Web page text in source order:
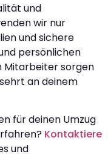
und
wir nur
und sichere
persönlichen
Mitarbeiter sorgen
an deinem
für deinen Umzug
Kontaktiere
und